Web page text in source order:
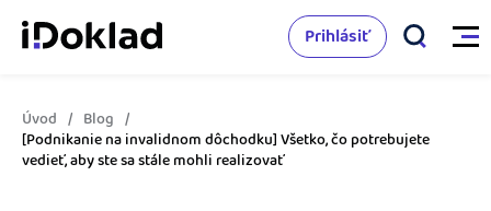
Vlastnosti
Prihlásiť
Úvod
Blog
[Podnikanie na invalidnom dôchodku] Všetko, čo potrebujete
vedieť, aby ste sa stále mohli realizovať